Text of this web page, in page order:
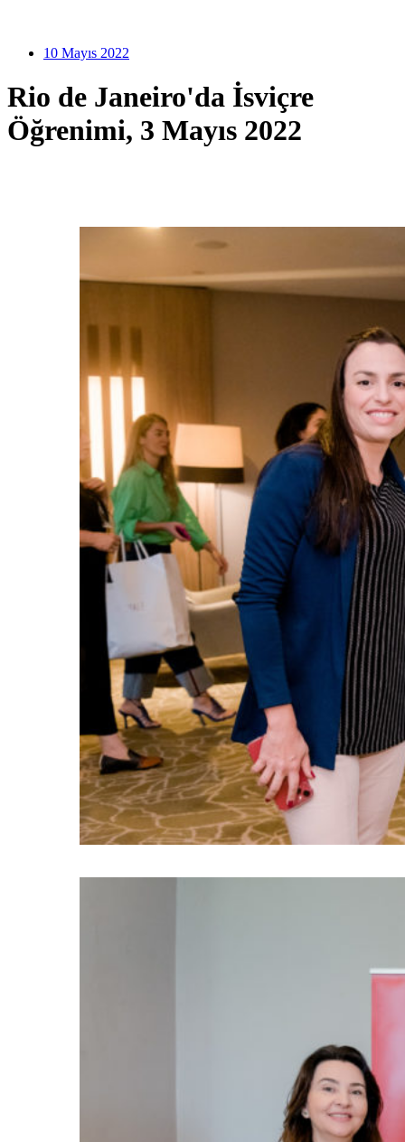
10 Mayıs 2022
Rio de Janeiro'da İsviçre
Öğrenimi, 3 Mayıs 2022